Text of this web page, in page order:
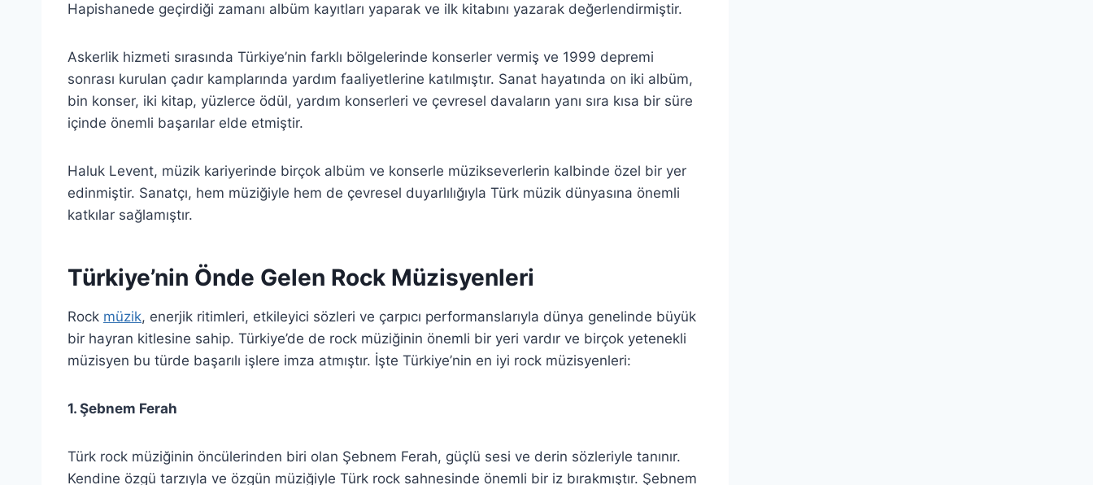
Hapishanede geçirdiği zamanı albüm kayıtları yaparak ve ilk kitabını yazarak değerlendirmiştir.
Askerlik hizmeti sırasında Türkiye’nin farklı bölgelerinde konserler vermiş ve 1999 depremi
sonrası kurulan çadır kamplarında yardım faaliyetlerine katılmıştır. Sanat hayatında on iki albüm,
bin konser, iki kitap, yüzlerce ödül, yardım konserleri ve çevresel davaların yanı sıra kısa bir süre
içinde önemli başarılar elde etmiştir.
Haluk Levent, müzik kariyerinde birçok albüm ve konserle müzikseverlerin kalbinde özel bir yer
edinmiştir. Sanatçı, hem müziğiyle hem de çevresel duyarlılığıyla Türk müzik dünyasına önemli
katkılar sağlamıştır.
Türkiye’nin Önde Gelen Rock Müzisyenleri
Rock müzik, enerjik ritimleri, etkileyici sözleri ve çarpıcı performanslarıyla dünya genelinde büyük
bir hayran kitlesine sahip. Türkiye’de de rock müziğinin önemli bir yeri vardır ve birçok yetenekli
müzisyen bu türde başarılı işlere imza atmıştır. İşte Türkiye’nin en iyi rock müzisyenleri:
1. Şebnem Ferah
Türk rock müziğinin öncülerinden biri olan Şebnem Ferah, güçlü sesi ve derin sözleriyle tanınır.
Kendine özgü tarzıyla ve özgün müziğiyle Türk rock sahnesinde önemli bir iz bırakmıştır. Şebnem